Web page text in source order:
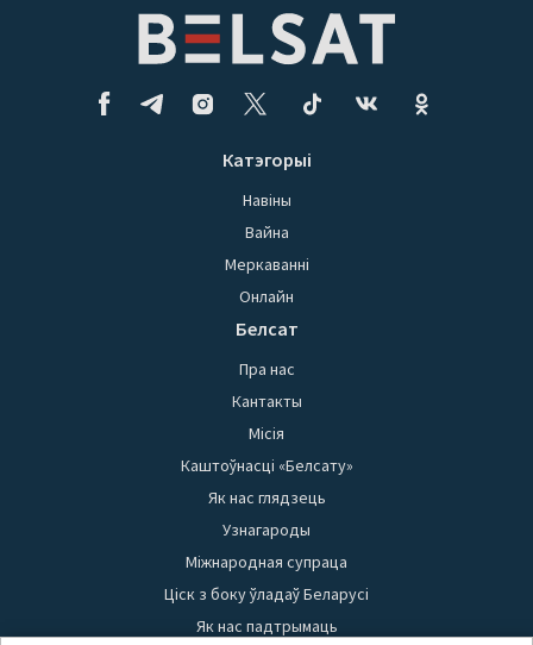
Катэгорыі
Навіны
Вайна
Меркаванні
Онлайн
Белсат
Пра нас
Кантакты
Місія
Каштоўнасці «Белсату»
Як нас глядзець
Узнагароды
Міжнародная супраца
Ціск з боку ўладаў Беларусі
Як нас падтрымаць